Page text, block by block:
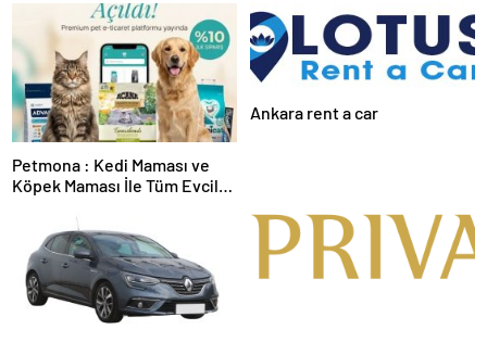
Petmona : Kedi Maması ve
Köpek Maması İle Tüm Evcil
Ankara rent a car